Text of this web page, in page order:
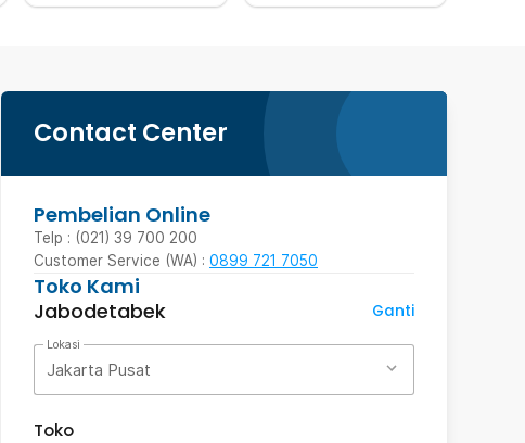
Contact Center
Pembelian Online
Telp : (021) 39 700 200
Customer Service (WA) : 0899 721 7050
Toko Kami
Jabodetabek
Ganti
Lokasi
Jakarta Pusat
Toko